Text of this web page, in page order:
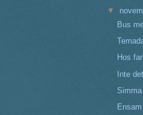
▼
Bus
Hos
Inte